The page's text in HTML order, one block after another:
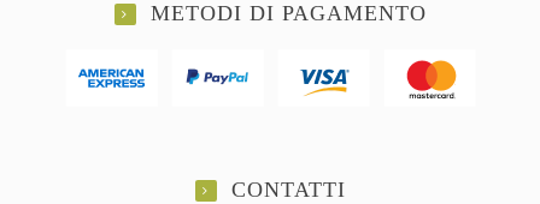
METODI DI PAGAMENTO
CONTATTI